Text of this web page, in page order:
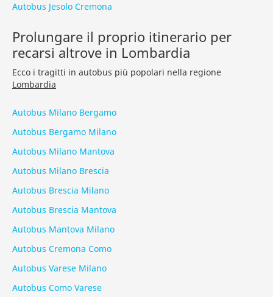
Autobus Jesolo Cremona
Prolungare il proprio itinerario per
recarsi altrove in Lombardia
Ecco i tragitti in autobus più popolari nella regione
Lombardia
Autobus Milano Bergamo
Autobus Bergamo Milano
Autobus Milano Mantova
Autobus Milano Brescia
Autobus Brescia Milano
Autobus Brescia Mantova
Autobus Mantova Milano
Autobus Cremona Como
Autobus Varese Milano
Autobus Como Varese